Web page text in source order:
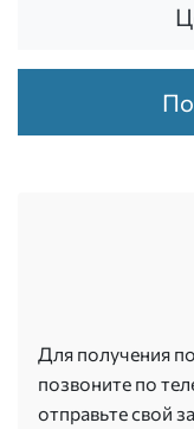
Для получения
позвоните по
отправьте свой